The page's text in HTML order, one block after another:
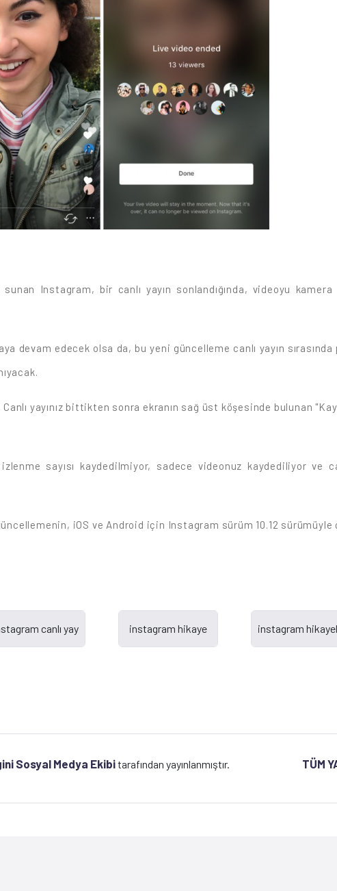
Instagram, bir canlı yayın sonlandığında, videoyu
devam edecek olsa da, bu yeni güncelleme canlı yayın
Canlı yayınız bittikten sonra ekranın sağ üst köşesinde bulunan
izlenme sayısı kaydedilmiyor, sadece videonuz kaydediliyor ve
iOS ve Android için Instagram sürüm 10.12 sürümüyle
Sosyal Medya Ekibitarafından yayınlanmıştır. TÜM